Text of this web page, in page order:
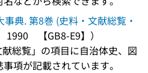
事典. 第8巻 (史料・文献総覧・
1990 【GB8-E9】）
総覧」の項目に自治体史、図
項が記載されています。